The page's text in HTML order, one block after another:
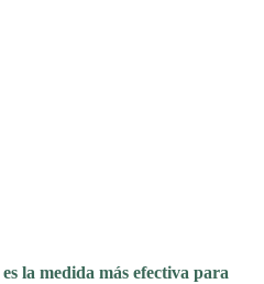
la medida más efectiva para